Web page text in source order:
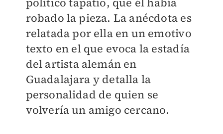
robado la pieza. La anécdota es
relatada por ella en un emotivo
texto en el que evoca la estadía
del artista alemán en
Guadalajara y detalla la
personalidad de quien se
volvería un amigo cercano.